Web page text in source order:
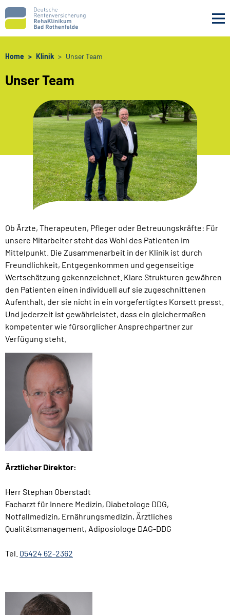
Navigation überspringen
Home Klinik Unser Team
Unser Team
Ob Ärzte, Therapeuten, Pfleger oder Betreuungskräfte: Für
unsere Mitarbeiter steht das Wohl des Patienten im
Mittelpunkt. Die Zusammenarbeit in der Klinik ist durch
Freundlichkeit, Entgegenkommen und gegenseitige
Wertschätzung gekennzeichnet. Klare Strukturen gewähren
den Patienten einen individuell auf sie zugeschnittenen
Aufenthalt, der sie nicht in ein vorgefertigtes Korsett presst.
Und jederzeit ist gewährleistet, dass ein gleichermaßen
kompetenter wie fürsorglicher Ansprechpartner zur
Verfügung steht.
Ärztlicher Direktor:
Herr Stephan Oberstadt
Facharzt für Innere Medizin, Diabetologe DDG,
Notfallmedizin, Ernährungsmedizin, Ärztliches
Qualitätsmanagement, Adiposiologe DAG-DDG
Tel. 05424 62-2362